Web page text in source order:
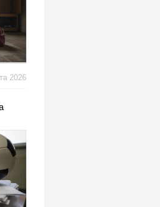
2026